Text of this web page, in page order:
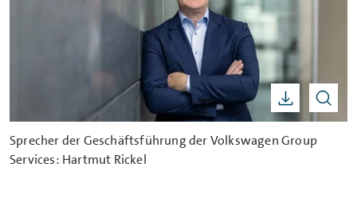
Sprecher der Geschäftsführung der Volkswagen Group
Services: Hartmut Rickel